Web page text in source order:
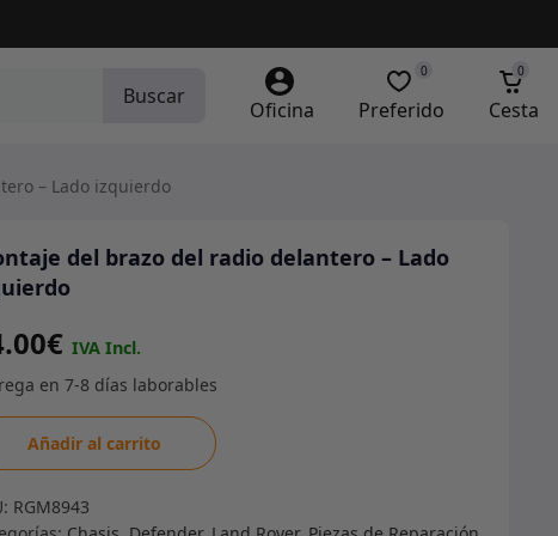
Buscar
Oficina Preferido
0
Cesta
0
– Lado izquierdo
del brazo del radio delantero – Lado
€
Añadir al carrito
RGM8943